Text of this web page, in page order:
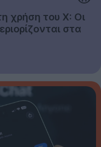
χρήση του X: Οι
στα